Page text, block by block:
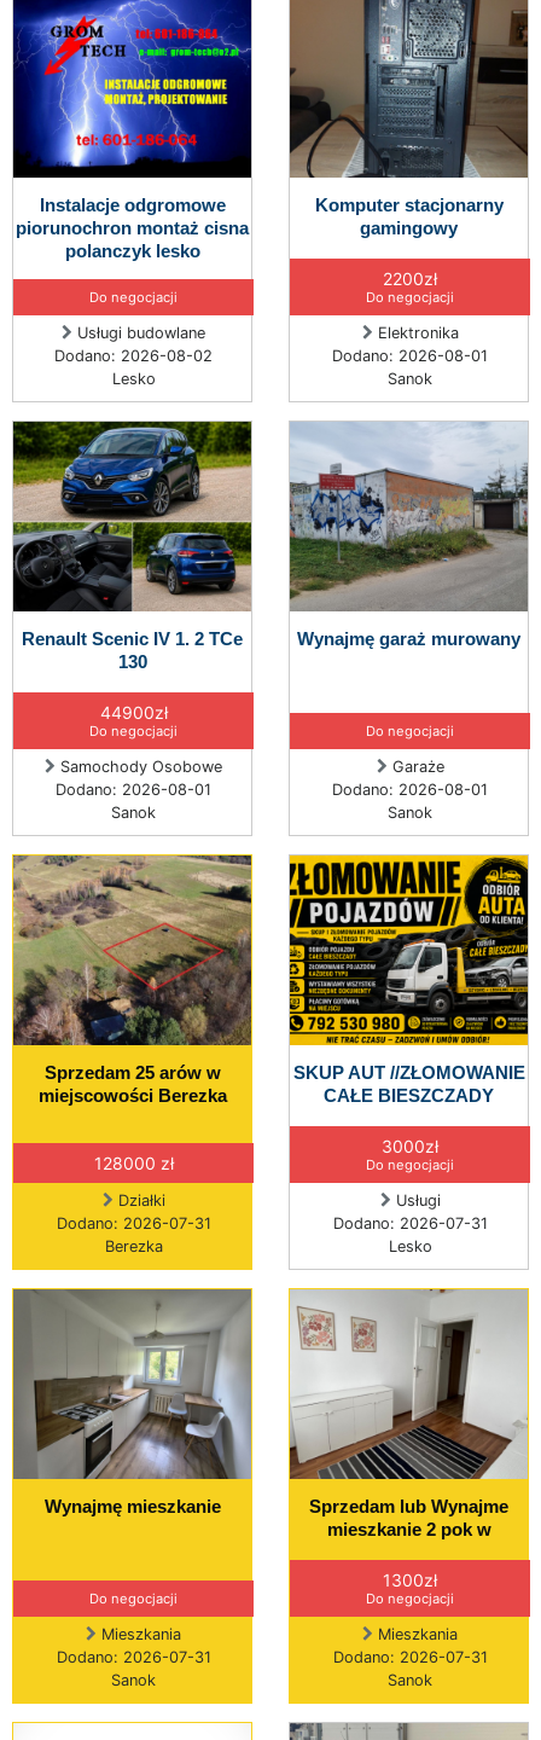
Instalacje odgromowe
piorunochron montaż cisna
polanczyk lesko
Do negocjacji
Usługi budowlane
Dodano: 2026-08-02
Lesko
Komputer stacjonarny
gamingowy
2200zł
Do negocjacji
Elektronika
Dodano: 2026-08-01
Sanok
Renault Scenic IV 1. 2 TCe
130
44900zł
Do negocjacji
Samochody Osobowe
Dodano: 2026-08-01
Sanok
Wynajmę garaż murowany
Do negocjacji
Garaże
Dodano: 2026-08-01
Sanok
Sprzedam 25 arów w
miejscowości Berezka
128000 zł
Działki
Dodano: 2026-07-31
Berezka
SKUP AUT //ZŁOMOWANIE
CAŁE BIESZCZADY
3000zł
Do negocjacji
Usługi
Dodano: 2026-07-31
Lesko
Wynajmę mieszkanie
Do negocjacji
Mieszkania
Dodano: 2026-07-31
Sanok
Sprzedam lub Wynajme
mieszkanie 2 pok w
1300zł
Do negocjacji
Mieszkania
Dodano: 2026-07-31
Sanok